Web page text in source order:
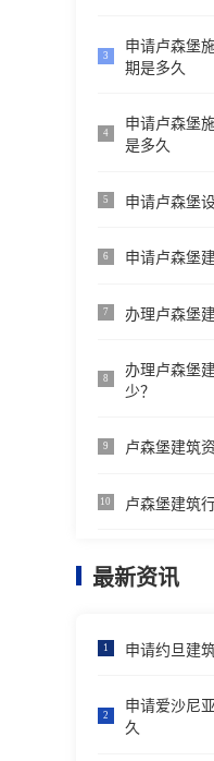
3
申请卢森堡
期是多久
4
申请卢森堡
是多久
5 申请卢森堡
6 申请卢森堡
7 办理卢森堡
8
办理卢森堡
少？
9 卢森堡建筑
10 卢森堡建筑
最新资讯
1 申请约旦建
2
申请爱沙尼
久